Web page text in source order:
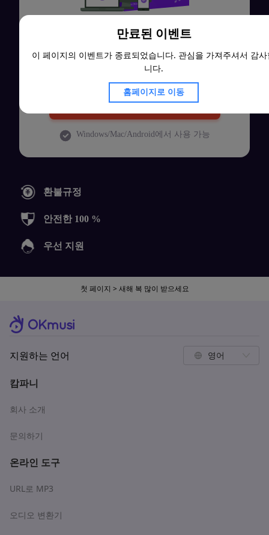
만료된 이벤트
이 페이지의 이벤트가 종료되었습니다. 관심을 가져주셔서 감
니다.
홈페이지로 이동
다중 장치 계획
40 $80
지금 구매하기
Windows/Mac/Android에서 사용 가능
환불규정
안전한 100 %
우선 지원
첫 페이지 > 새해 복 많이 받으세요
지원하는 언어 영어
캄파니
회사 소개
문의하기
온라인 도구
URL로 MP3
오디오 변환기